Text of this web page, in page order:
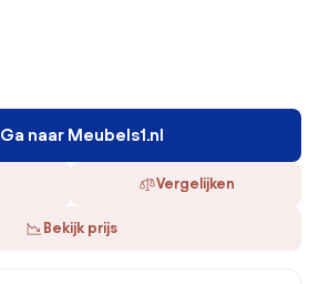
Ga naar Meubels1.nl
Vergelijken
Bekijk prijs